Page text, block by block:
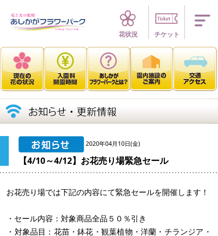
四季折々 花の
花状況 チケット
2020年04月10日(金)
【4/10～4/12】お花売り場緊急セール
お花売り場では下記の内容にて緊急セールを開催します！
・セール内容：対象商品全品５０％引き
・対象品目：花苗・鉢花・観葉植物・洋蘭・チランジア・